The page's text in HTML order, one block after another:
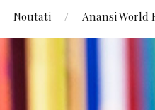
Noutati Anansi World